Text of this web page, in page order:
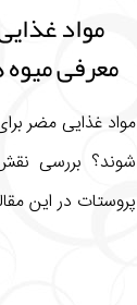
مواد
معرفی
مواد غذایی مضر
شوند؟ بررسی
پروستات در این